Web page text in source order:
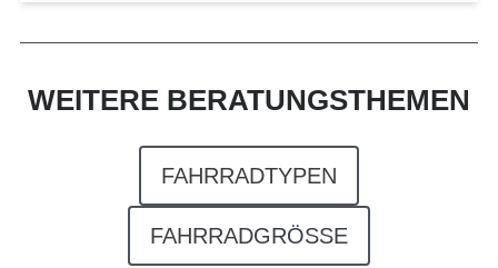
WEITERE BERATUNGSTHEMEN
FAHRRADTYPEN
FAHRRADGRÖSSE